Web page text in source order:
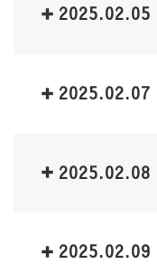
2025.02.05
2025.02.07
2025.02.08
2025.02.09